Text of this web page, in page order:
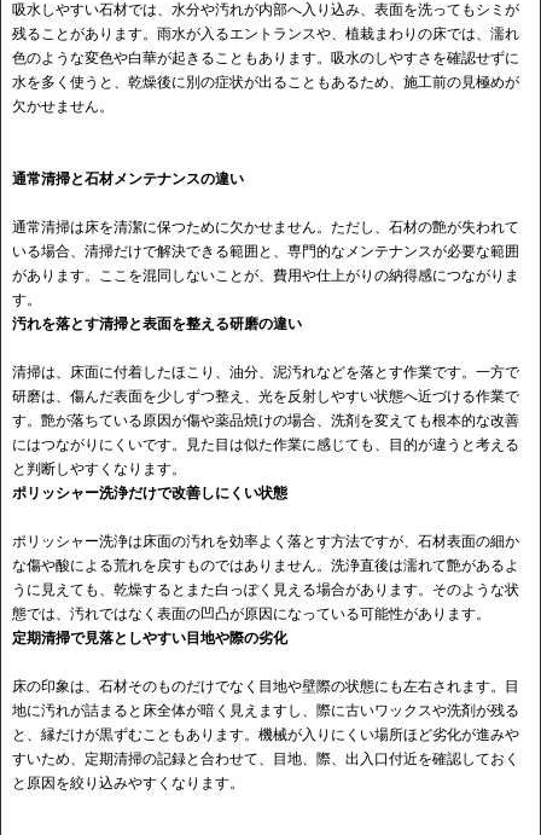
吸水しやすい石材では、水分や汚れが内部へ入り込み、表面を洗ってもシミが
残ることがあります。雨水が入るエントランスや、植栽まわりの床では、濡れ
色のような変色や白華が起きることもあります。吸水のしやすさを確認せずに
水を多く使うと、乾燥後に別の症状が出ることもあるため、施工前の見極めが
欠かせません。
通常清掃と石材メンテナンスの違い
通常清掃は床を清潔に保つために欠かせません。ただし、石材の艶が失われて
いる場合、清掃だけで解決できる範囲と、専門的なメンテナンスが必要な範囲
があります。ここを混同しないことが、費用や仕上がりの納得感につながりま
す。
汚れを落とす清掃と表面を整える研磨の違い
清掃は、床面に付着したほこり、油分、泥汚れなどを落とす作業です。一方で
研磨は、傷んだ表面を少しずつ整え、光を反射しやすい状態へ近づける作業で
す。艶が落ちている原因が傷や薬品焼けの場合、洗剤を変えても根本的な改善
にはつながりにくいです。見た目は似た作業に感じても、目的が違うと考える
と判断しやすくなります。
ポリッシャー洗浄だけで改善しにくい状態
ポリッシャー洗浄は床面の汚れを効率よく落とす方法ですが、石材表面の細か
な傷や酸による荒れを戻すものではありません。洗浄直後は濡れて艶があるよ
うに見えても、乾燥するとまた白っぽく見える場合があります。そのような状
態では、汚れではなく表面の凹凸が原因になっている可能性があります。
定期清掃で見落としやすい目地や際の劣化
床の印象は、石材そのものだけでなく目地や壁際の状態にも左右されます。目
地に汚れが詰まると床全体が暗く見えますし、際に古いワックスや洗剤が残る
と、縁だけが黒ずむこともあります。機械が入りにくい場所ほど劣化が進みや
すいため、定期清掃の記録と合わせて、目地、際、出入口付近を確認しておく
と原因を絞り込みやすくなります。